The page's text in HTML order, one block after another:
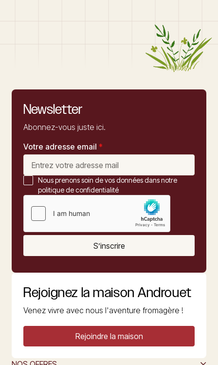
Newsletter
Abonnez-vous juste ici.
Votre adresse email *
Nous prenons soin de vos données dans notre
politique de confidentialité
S’inscrire
Rejoignez la maison Androuet
Venez vivre avec nous l'aventure fromagère !
Rejoindre la maison